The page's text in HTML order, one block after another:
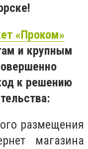
«Проком»
и крупным
к решению
размещения
магазина